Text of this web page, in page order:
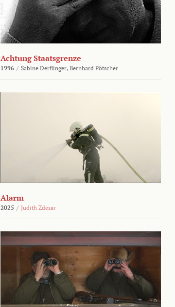
Achtung Staatsgrenze
1996 / Sabine Derflinger, Bernhard Pötscher
Alarm
2025 / Judith Zdesar